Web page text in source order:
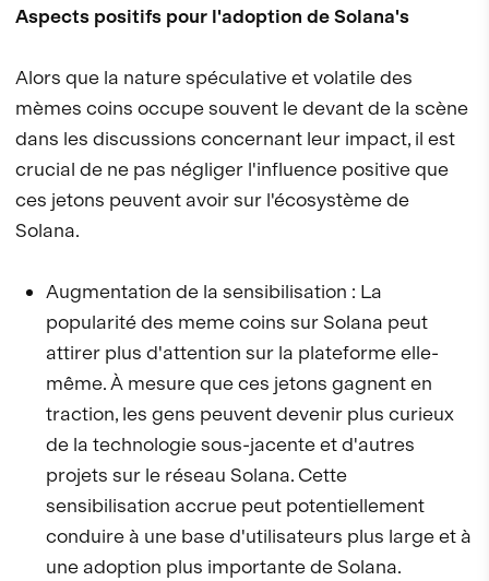
Aspects positifs pour l'adoption de Solana's
Alors que la nature spéculative et volatile des
mèmes coins occupe souvent le devant de la scène
dans les discussions concernant leur impact, il est
crucial de ne pas négliger l'influence positive que
ces jetons peuvent avoir sur l'écosystème de
Solana.
Augmentation de la sensibilisation : La
popularité des meme coins sur Solana peut
attirer plus d'attention sur la plateforme elle-
même. À mesure que ces jetons gagnent en
traction, les gens peuvent devenir plus curieux
de la technologie sous-jacente et d'autres
projets sur le réseau Solana. Cette
sensibilisation accrue peut potentiellement
conduire à une base d'utilisateurs plus large et à
une adoption plus importante de Solana.